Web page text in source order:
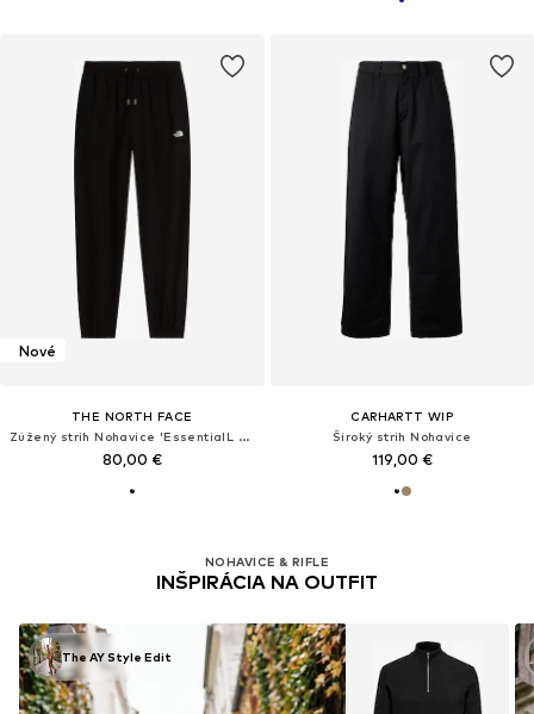
Nové
THE NORTH FACE
Zúžený strih Nohavice 'EssentialL Simple Dome'
80,00 €
CARHARTT WIP
Široký strih Nohavice
119,00 €
NOHAVICE & RIFLE
INŠPIRÁCIA NA OUTFIT
The AY Style Edit